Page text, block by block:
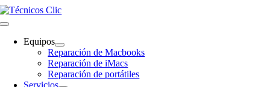
Saltar
al
Toggle
NavigationEquipos
Reparación de Macbooks
Reparación de iMacs
Reparación de portátiles
Servicios